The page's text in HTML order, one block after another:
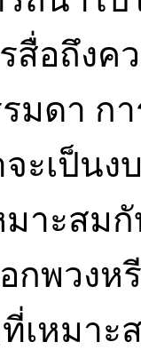
สื่อถึงค
มดา ก
ะเป็น
มาะสม
กพวง
เหมา